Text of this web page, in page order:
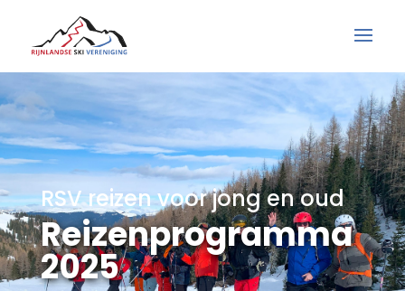
RSV reizen voor jong en oud
Reizenprogramma
2025